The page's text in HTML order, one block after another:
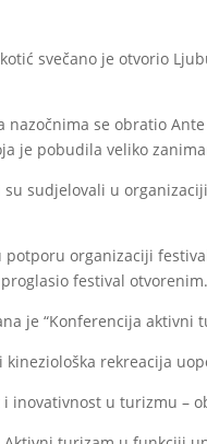
svečano je otvorio
se obratio
je pobudila veliko
sudjelovali u
organizaciji
festival otvorenim.
je “Konferencija aktivni
kineziološka rekreacija
inovativnost u turizmu –